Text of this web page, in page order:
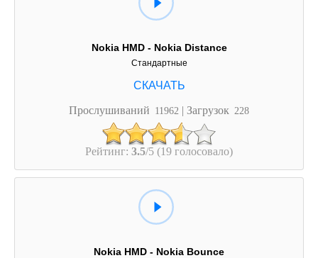
Nokia HMD - Nokia Distance
Стандартные
Прослушиваний 11962 | Загрузок 228
Рейтинг: 3.5/5 (19 голосовало)
Nokia HMD - Nokia Bounce